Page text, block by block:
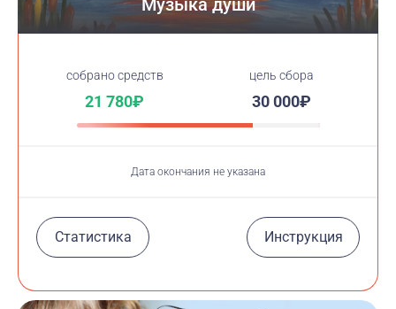
cобрано средств
21 780₽
цель сбора
30 000₽
Дата окончания не указана
Статистика Инструкция